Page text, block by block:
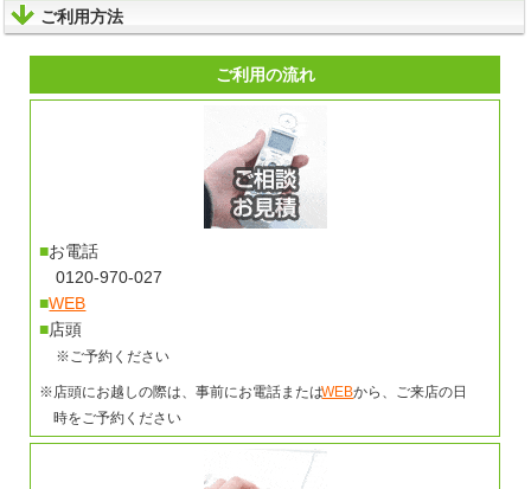
ご利用方法
ご利用の流れ
■お電話
0120-970-027
■WEB
■店頭
※ご予約ください
※店頭にお越しの際は、事前にお電話またはWEBから、ご来店の日
時をご予約ください